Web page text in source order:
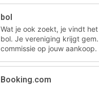
bol
Wat je ook zoekt, je vindt
bol. Je vereniging krijgt gem.
commissie op jouw aankoop.
Booking.com